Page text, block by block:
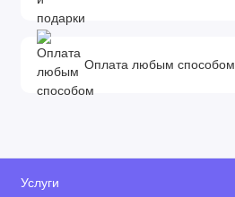
Оплата любым способом
Услуги